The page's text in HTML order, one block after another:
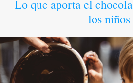
Lo que aporta el
los niños